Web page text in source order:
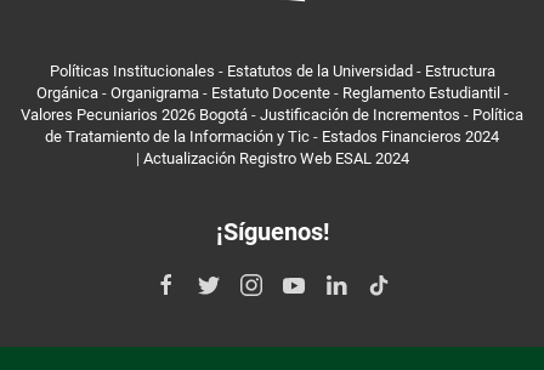
Políticas Institucionales - Estatutos de la Universidad - Estructura
Orgánica- Organigrama- Estatuto Docente- Reglamento Estudiantil -
Valores Pecuniarios 2026 Bogotá - Justificación de Incrementos - Política
de Tratamiento de la Información y Tic - Estados Financieros 2024
| Actualización Registro Web ESAL 2024
¡Síguenos!